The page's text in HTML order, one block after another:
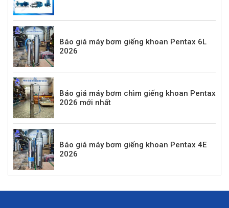
Báo giá máy bơm giếng khoan Pentax 6L
2026
Báo giá máy bơm chìm giếng khoan Pentax
2026 mới nhất
Báo giá máy bơm giếng khoan Pentax 4E
2026